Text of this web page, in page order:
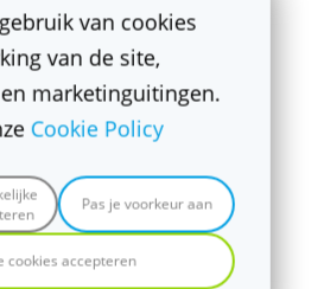
van cookies
van de site,
marketinguitingen.
Cookie Policy
Pas je voorkeur aan
cookies accepteren
eigenaar en
fit20Arnhem